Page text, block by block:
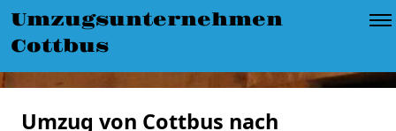
Umzugsunternehmen
Cottbus
Umzug von Cottbus nach